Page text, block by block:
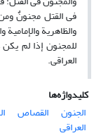
فی القتل مجنونٌ
والظاهریة
للمجنون إذا لم
العراقی.
کلیدواژه‌ها
الجنون
القصاص
العراقی